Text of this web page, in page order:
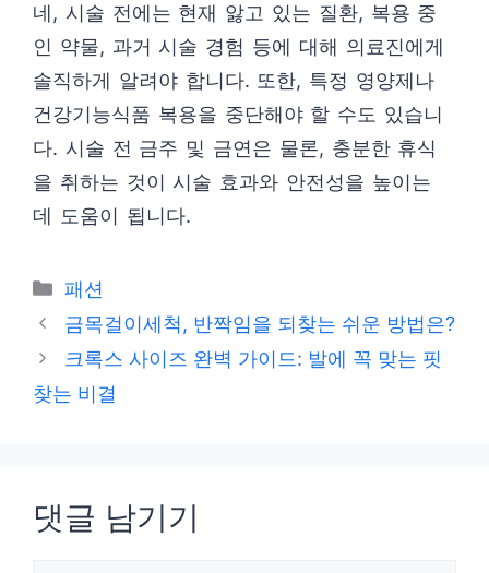
네, 시술 전에는 현재 앓고 있는 질환, 복용 중
인 약물, 과거 시술 경험 등에 대해 의료진에게
솔직하게 알려야 합니다. 또한, 특정 영양제나
건강기능식품 복용을 중단해야 할 수도 있습니
다. 시술 전 금주 및 금연은 물론, 충분한 휴식
을 취하는 것이 시술 효과와 안전성을 높이는
데 도움이 됩니다.
카
테
리
패션
금목걸이세척, 반짝임을 되찾는 쉬운 방법은?
크록스 사이즈 완벽 가이드: 발에 꼭 맞는 핏
찾는 비결
댓글 남기기